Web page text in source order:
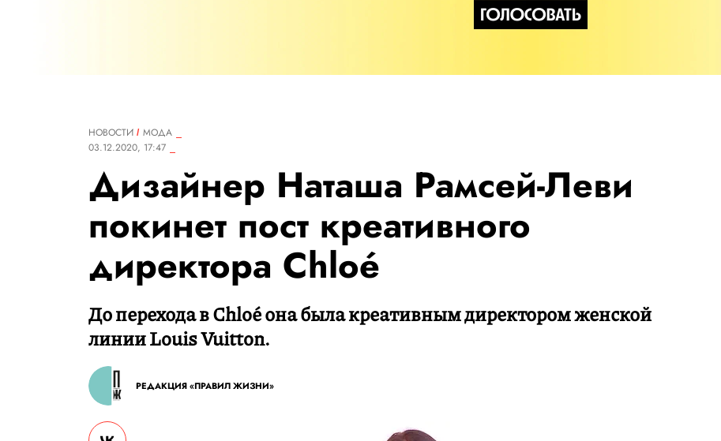
НОВОСТИ
МОДА
03.12.2020, 17:47
Дизайнер Наташа Рамсей-Леви
покинет пост креативного
директора Chloé
До перехода в Chloé она была креативным директором женской
линии Louis Vuitton.
РЕДАКЦИЯ «ПРАВИЛ ЖИЗНИ»